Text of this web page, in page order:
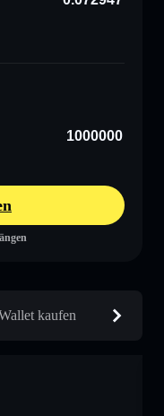
kaufen